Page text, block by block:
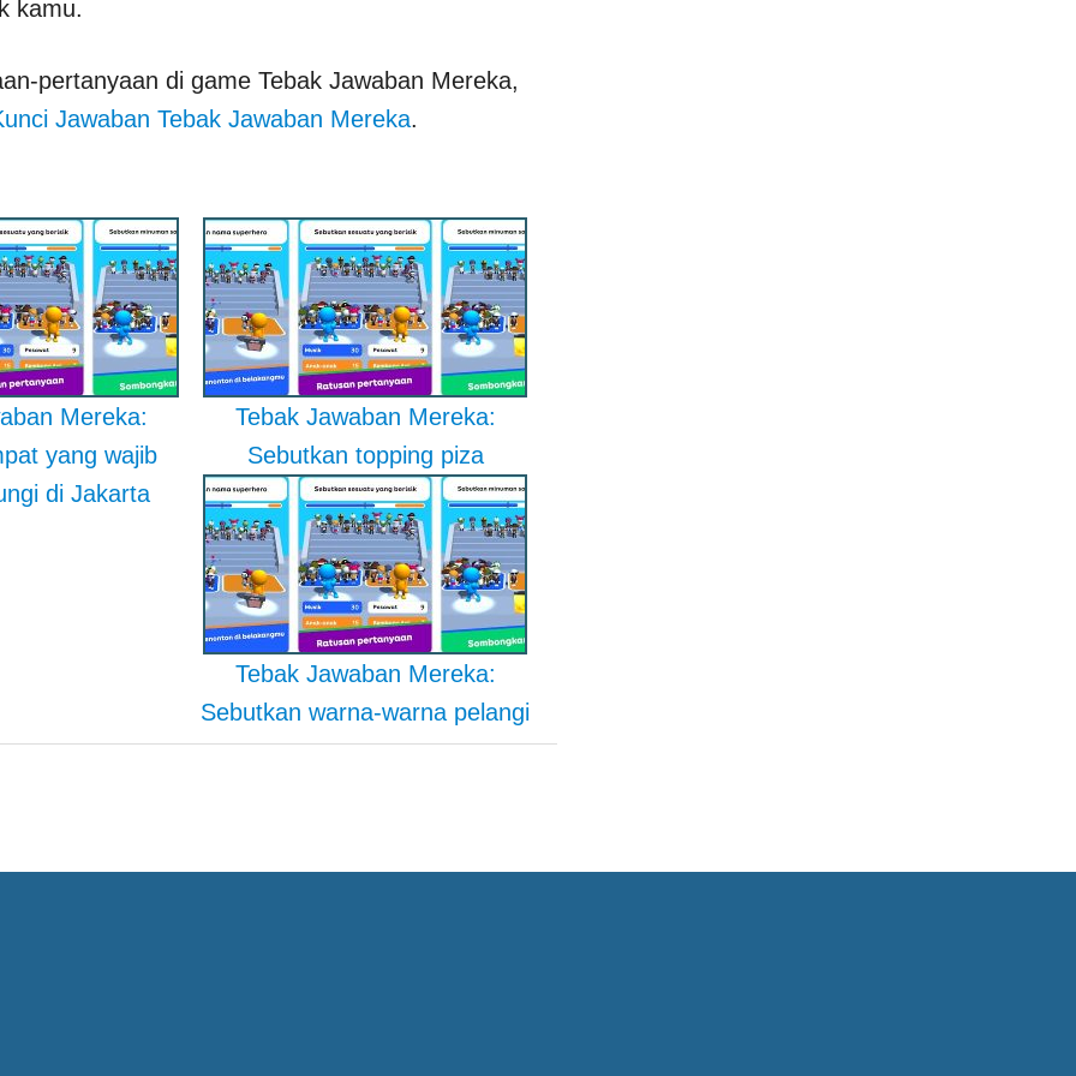
kamu.
pertanyaan di game Tebak Jawaban Mereka,
Jawaban Tebak Jawaban Mereka.
Mereka:
yang wajib
di Jakarta
Tebak Jawaban Mereka:
Sebutkan topping piza
Tebak Jawaban Mereka:
Sebutkan warna-warna pelangi